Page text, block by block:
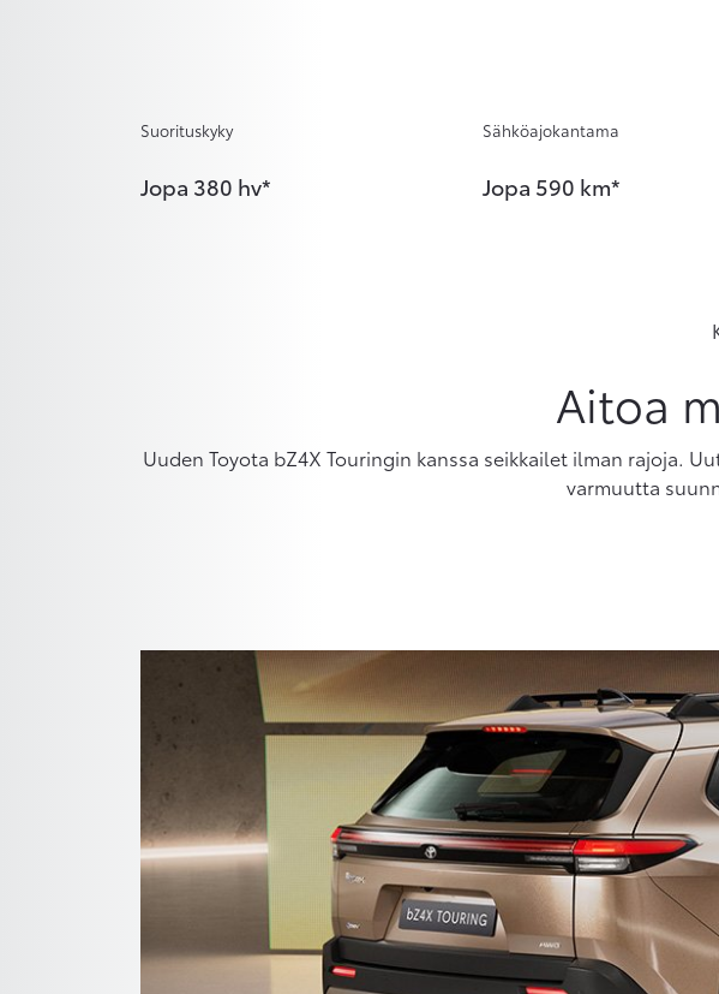
Suorituskyky
Jopa 380 hv*
Sähköajokantama
Jopa 590 km*
Aitoa
Uuden Toyota bZ4X Touringin kanssa seikkailet ilman rajoja.
varmuutta